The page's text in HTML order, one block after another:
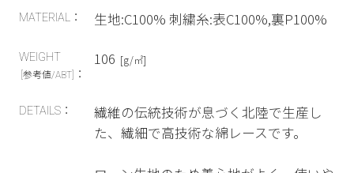
MATERIAL： 生地:C100% 刺繍糸:表C100%,裏P100%
WEIGHT
[参考値/ABT] ：
106 [g/㎡]
DETAILS：
繊維の伝統技術が息づく北陸で生産し
た、繊細で高技術な綿レースです。